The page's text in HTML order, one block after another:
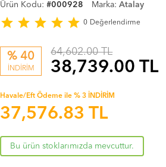
Ürün Kodu:#000928 Marka:Atalay
star star star star star 0 Değerlendirme
% 40
İNDİRİM
64,602.00 TL
38,739.00 TL
Havale/Eft Ödeme ile % 3 İNDİRİM
37,576.83 TL
Bu ürün stoklarımızda mevcuttur.